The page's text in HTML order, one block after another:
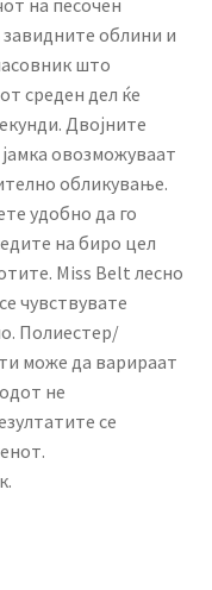
на песочен
облини и
што
среден дел ќе
Двојните
овозможуваат
обликување.
удобно да го
на биро цел
Miss Belt лесно
чувствувате
Полиестер/
може да варираат
не
се